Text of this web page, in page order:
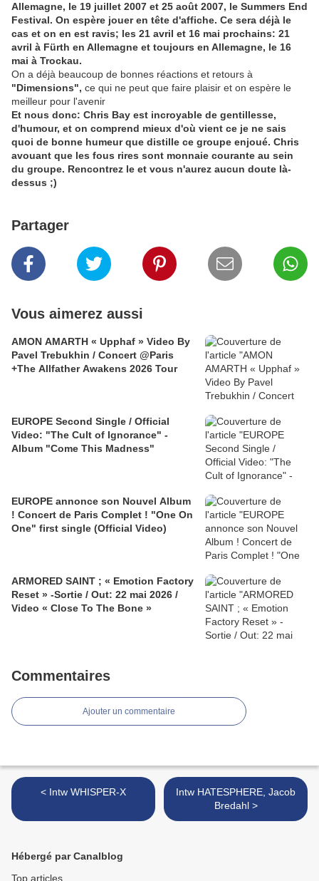
Allemagne, le 19 juillet 2007 et 25 août 2007, le Summers End
Festival. On espère jouer en tête d'affiche. Ce sera déjà le
cas et on en est ravis; les 21 avril et 16 mai prochains: 21
avril à Fürth en Allemagne et toujours en Allemagne, le 16
mai à Trockau.
On a déjà beaucoup de bonnes réactions et retours à
"Dimensions", ce qui ne peut que faire plaisir et on espère le
meilleur pour l'avenir
Et nous donc: Chris Bay est incroyable de gentillesse,
d'humour, et on comprend mieux d'où vient ce je ne sais
quoi de bonne humeur que distille ce groupe enjoué. Chris
avouant que les fous rires sont monnaie courante au sein
du groupe. Rencontrez le et vous n'aurez aucun doute là-
dessus ;)
Partager
Vous aimerez aussi
AMON AMARTH « Upphaf » Video By
Pavel Trebukhin / Concert @Paris
+The Allfather Awakens 2026 Tour
EUROPE Second Single / Official
Video: "The Cult of Ignorance" -
Album "Come This Madness"
EUROPE annonce son Nouvel Album
! Concert de Paris Complet ! "One On
One" first single (Official Video)
ARMORED SAINT ; « Emotion Factory
Reset » -Sortie / Out: 22 mai 2026 /
Video « Close To The Bone »
Commentaires
Ajouter un commentaire
< Intw WHISPER-X
Intw HATESPHERE, Jacob
Bredahl >
Hébergé par Canalblog
Top articles